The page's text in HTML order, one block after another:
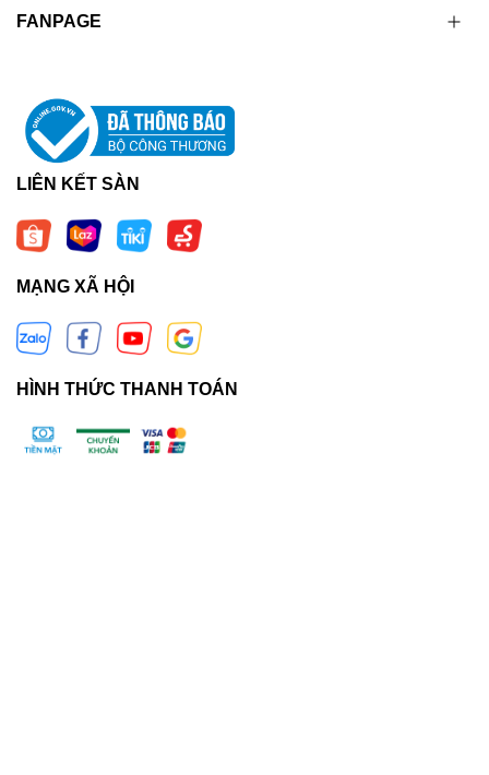
FANPAGE
LIÊN KẾT SÀN
MẠNG XÃ HỘI
HÌNH THỨC THANH TOÁN